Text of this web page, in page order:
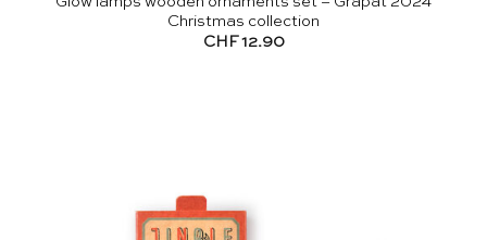
Christmas collection
CHF 12.90